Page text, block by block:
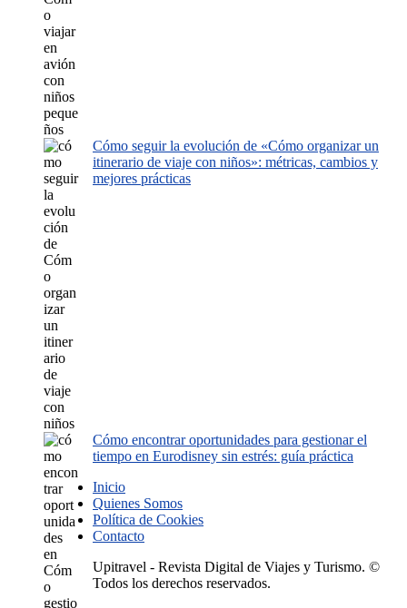
Cómo seguir la evolución de «Cómo organizar un
itinerario de viaje con niños»: métricas, cambios y
mejores prácticas
Cómo encontrar oportunidades para gestionar el
tiempo en Eurodisney sin estrés: guía práctica
Inicio
Quienes Somos
Política de Cookies
Contacto
Upitravel - Revista Digital de Viajes y Turismo. ©
Todos los derechos reservados.